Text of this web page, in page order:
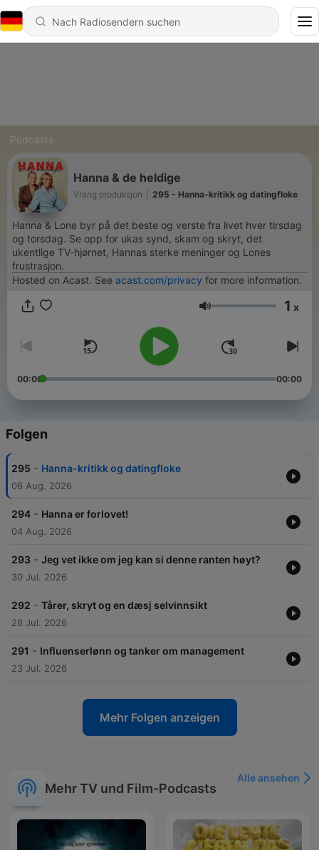
Podcasts
Hanna & de heldige
Vrang produksjon 295 - Hanna-kritikk og datingfloke
Hanna & Lone byr på det beste og verste fra livet hver tirsdag
og torsdag. Se opp for ukas synd, skam og skryt, det
ukentlige TV-hjørnet, Hannas sterke meninger og Lones
frustrasjon.
Hosted on Acast. See acast.com/privacy for more information.
Lautstärke 1 x
00:00 00:00
Folgen
295 - Hanna-kritikk og datingfloke
06 Aug. 2026
294 - Hanna er forlovet!
04 Aug. 2026
293 - Jeg vet ikke om jeg kan si denne ranten høyt?
30 Jul. 2026
292 - Tårer, skryt og en dæsj selvinnsikt
28 Jul. 2026
291 - Influenserlønn og tanker om management
23 Jul. 2026
Mehr Folgen anzeigen
Mehr TV und Film-Podcasts
Alle ansehen